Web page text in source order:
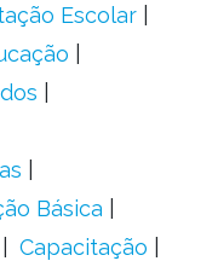
Escolar
Básica
Capacitação